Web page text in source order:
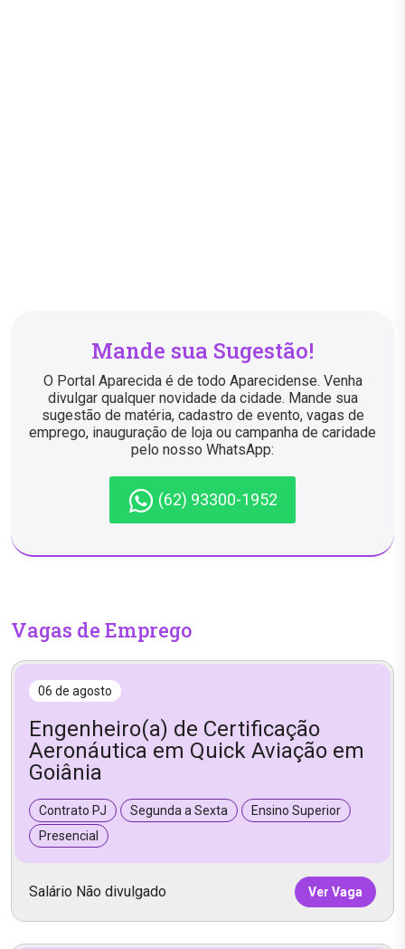
Mande sua Sugestão!
O Portal Aparecida é de todo Aparecidense. Venha
divulgar qualquer novidade da cidade. Mande sua
sugestão de matéria, cadastro de evento, vagas de
emprego, inauguração de loja ou campanha de caridade
pelo nosso WhatsApp:
(62) 93300-1952
Vagas de Emprego
06 de agosto
Engenheiro(a) de Certificação
Aeronáutica em Quick Aviação em
Goiânia
Contrato PJ Segunda a Sexta
Ensino Superior
Presencial
Salário Não divulgado Ver Vaga